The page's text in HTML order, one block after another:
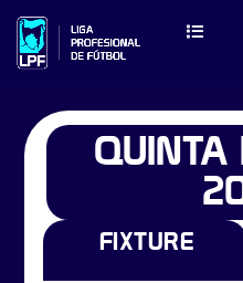
QUINTA
FIXTURE